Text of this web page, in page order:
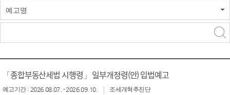
예고명
「종합부동산세법 시행령」 일부개정령(안) 입법예고
예고기간 : 2026.08.07. - 2026.09.10.
조세개혁추진단